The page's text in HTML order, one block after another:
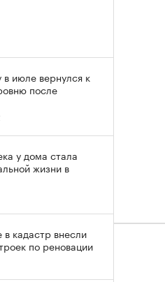
июле вернулся к
после
у дома стала
жизни в
кадастр внесли
по реновации